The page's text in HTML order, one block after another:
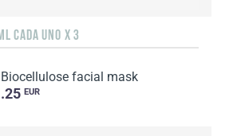
CADA UNO X 3
facial mask
EUR